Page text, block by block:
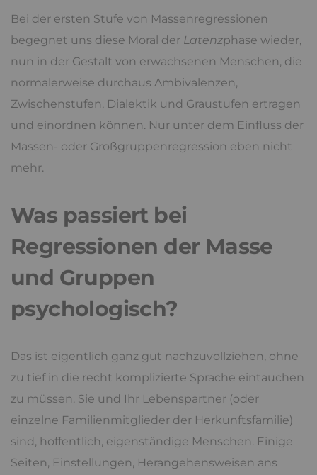
Bei der ersten Stufe von Massenregressionen
begegnet uns diese Moral der Latenzphase wieder,
nun in der Gestalt von erwachsenen Menschen, die
normalerweise durchaus Ambivalenzen,
Zwischenstufen, Dialektik und Graustufen ertragen
und einordnen können. Nur unter dem Einfluss der
Massen- oder Großgruppenregression eben nicht
mehr.
Was passiert bei
Regressionen der Masse
und Gruppen
psychologisch?
Das ist eigentlich ganz gut nachzuvollziehen, ohne
zu tief in die recht komplizierte Sprache eintauchen
zu müssen. Sie und Ihr Lebenspartner (oder
einzelne Familienmitglieder der Herkunftsfamilie)
sind, hoffentlich, eigenständige Menschen. Einige
Seiten, Einstellungen, Herangehensweisen ans